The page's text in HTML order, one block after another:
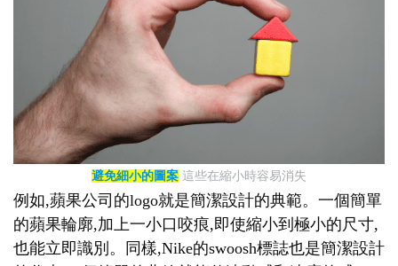
避免細小的圖案 這些在縮小時容易消失
例如,蘋果公司的logo就是簡潔設計的典範。一個簡單
的蘋果輪廓,加上一小口咬痕,即使縮小到極小的尺寸,
也能立即識別。同樣,Nike的swoosh標誌也是簡潔設計